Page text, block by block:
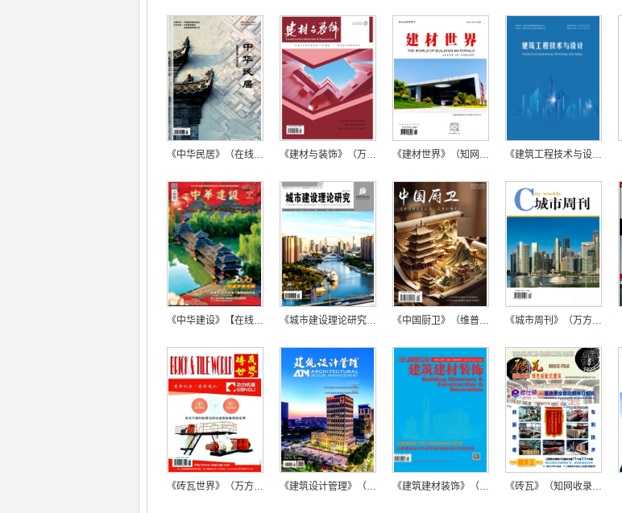
《中华民居》（在线投稿） 《建材与装饰》（万方版）【在线投稿】 《建材世界》（知网版） 《建筑工程技术与设计》（在线投稿）
《中华建设》【在线投稿】 《城市建设理论研究》（知网版） 《中国厨卫》（维普版） 《城市周刊》（万方版）
《砖瓦世界》（万方版）【在线投稿】 《建筑设计管理》（知网版） 《建筑建材装饰》（万方版）【在线投稿】 《砖瓦》（知网收录）【在线投稿】